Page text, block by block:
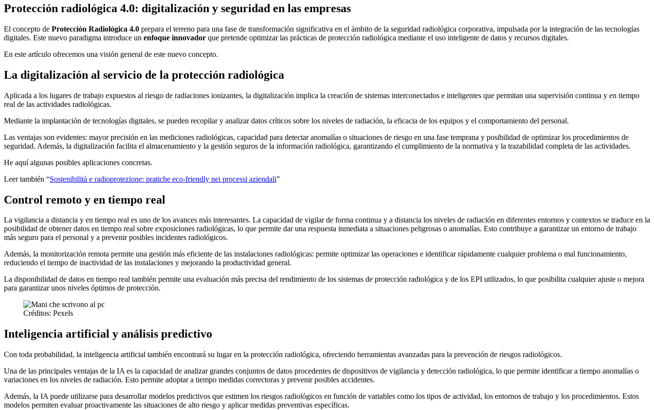
Protección radiológica 4.0: digitalización y seguridad en las empresas
El concepto de Protección Radiológica 4.0 prepara el terreno para una fase de transformación significativa en el ámbito de la seguridad radiológica corporativa, impulsada por la integración de las tecnologías
digitales. Este nuevo paradigma introduce un enfoque innovador que pretende optimizar las prácticas de protección radiológica mediante el uso inteligente de datos y recursos digitales.
En este artículo ofrecemos una visión general de este nuevo concepto.
La digitalización al servicio de la protección radiológica
Aplicada a los lugares de trabajo expuestos al riesgo de radiaciones ionizantes, la digitalización implica la creación de sistemas interconectados e inteligentes que permitan una supervisión continua y en tiempo
real de las actividades radiológicas.
Mediante la implantación de tecnologías digitales, se pueden recopilar y analizar datos críticos sobre los niveles de radiación, la eficacia de los equipos y el comportamiento del personal.
Las ventajas son evidentes: mayor precisión en las mediciones radiológicas, capacidad para detectar anomalías o situaciones de riesgo en una fase temprana y posibilidad de optimizar los procedimientos de
seguridad. Además, la digitalización facilita el almacenamiento y la gestión seguros de la información radiológica, garantizando el cumplimiento de la normativa y la trazabilidad completa de las actividades.
He aquí algunas posibles aplicaciones concretas.
Leer también “Sostenibilità e radioprotezione: pratiche eco-friendly nei processi aziendali”
Control remoto y en tiempo real
La vigilancia a distancia y en tiempo real es uno de los avances más interesantes. La capacidad de vigilar de forma continua y a distancia los niveles de radiación en diferentes entornos y contextos se traduce en la
posibilidad de obtener datos en tiempo real sobre exposiciones radiológicas, lo que permite dar una respuesta inmediata a situaciones peligrosas o anomalías. Esto contribuye a garantizar un entorno de trabajo
más seguro para el personal y a prevenir posibles incidentes radiológicos.
Además, la monitorización remota permite una gestión más eficiente de las instalaciones radiológicas: permite optimizar las operaciones e identificar rápidamente cualquier problema o mal funcionamiento,
reduciendo el tiempo de inactividad de las instalaciones y mejorando la productividad general.
La disponibilidad de datos en tiempo real también permite una evaluación más precisa del rendimiento de los sistemas de protección radiológica y de los EPI utilizados, lo que posibilita cualquier ajuste o mejora
para garantizar unos niveles óptimos de protección.
Créditos: Pexels
Inteligencia artificial y análisis predictivo
Con toda probabilidad, la inteligencia artificial también encontrará su lugar en la protección radiológica, ofreciendo herramientas avanzadas para la prevención de riesgos radiológicos.
Una de las principales ventajas de la IA es la capacidad de analizar grandes conjuntos de datos procedentes de dispositivos de vigilancia y detección radiológica, lo que permite identificar a tiempo anomalías o
variaciones en los niveles de radiación. Esto permite adoptar a tiempo medidas correctoras y prevenir posibles accidentes.
Además, la IA puede utilizarse para desarrollar modelos predictivos que estimen los riesgos radiológicos en función de variables como los tipos de actividad, los entornos de trabajo y los procedimientos. Estos
modelos permiten evaluar proactivamente las situaciones de alto riesgo y aplicar medidas preventivas específicas.